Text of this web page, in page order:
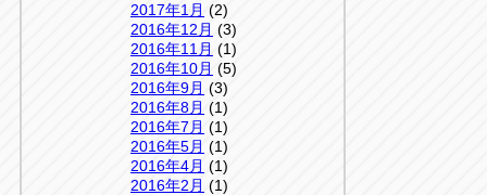
2017年1月 (2)
2016年12月 (3)
2016年11月 (1)
2016年10月 (5)
2016年9月 (3)
2016年8月 (1)
2016年7月 (1)
2016年5月 (1)
2016年4月 (1)
2016年2月 (1)